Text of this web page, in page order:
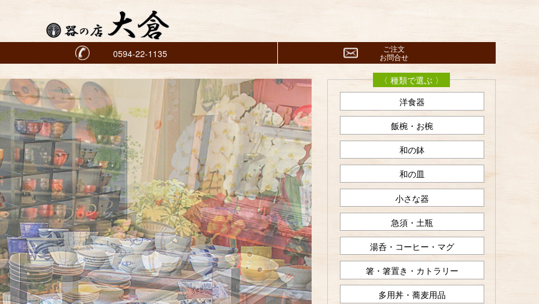
0594-22-1135
ご注文
お問合せ
〈 種類で選ぶ 〉
洋食器
飯椀・お椀
和の鉢
和の皿
小さな器
急須・土瓶
湯呑・コーヒー・マグ
箸・箸置き・カトラリー
多用丼・蕎麦用品